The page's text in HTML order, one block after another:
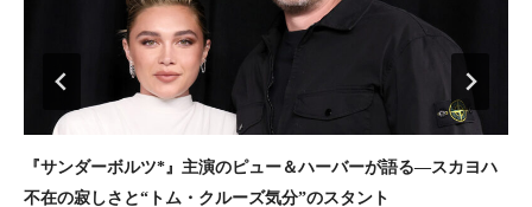
『サンダーボルツ*』主演のピュー＆ハーバーが語る―スカヨハ
不在の寂しさと“トム・クルーズ気分”のスタント